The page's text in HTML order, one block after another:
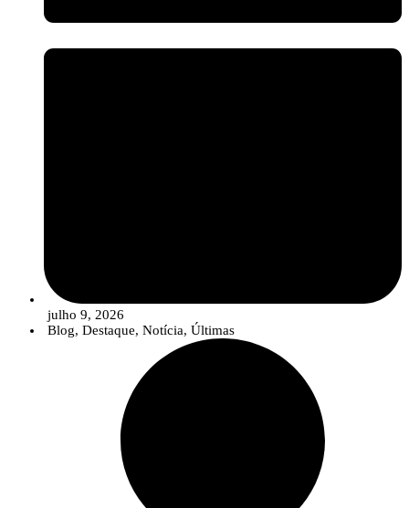
julho 9, 2026
Blog, Destaque, Notícia, Últimas